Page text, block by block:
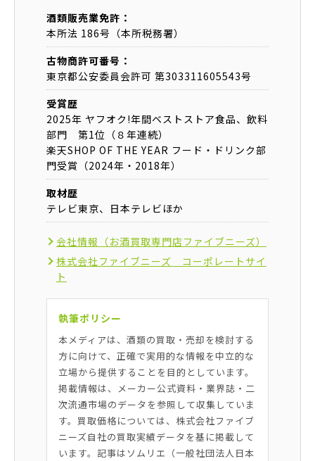
酒類販売業免許：
本所法 186号（本所税務署）
古物商許可番号：
東京都公安委員会許可 第303311605543号
受賞歴
2025年 ヤフオク!年間ベストストア食品、飲料
部門 第1位（８年連続）
楽天SHOP OF THE YEAR フード・ドリンク部
門受賞（2024年・2018年）
取材歴
テレビ東京、日本テレビほか
会社情報（お酒買取専門店ファイブニーズ）
株式会社ファイブニーズ コーポレートサイ
ト
執筆ポリシー
本メディアは、酒類の買取・売却を検討する
方に向けて、正確で実用的な情報を中立的な
立場から提供することを目的としています。
掲載情報は、メーカー公式資料・業界誌・二
次流通市場のデータを参照して収集していま
す。買取価格については、株式会社ファイブ
ニーズ自社の買取実績データを基に掲載して
います。記事はソムリエ（一般社団法人日本